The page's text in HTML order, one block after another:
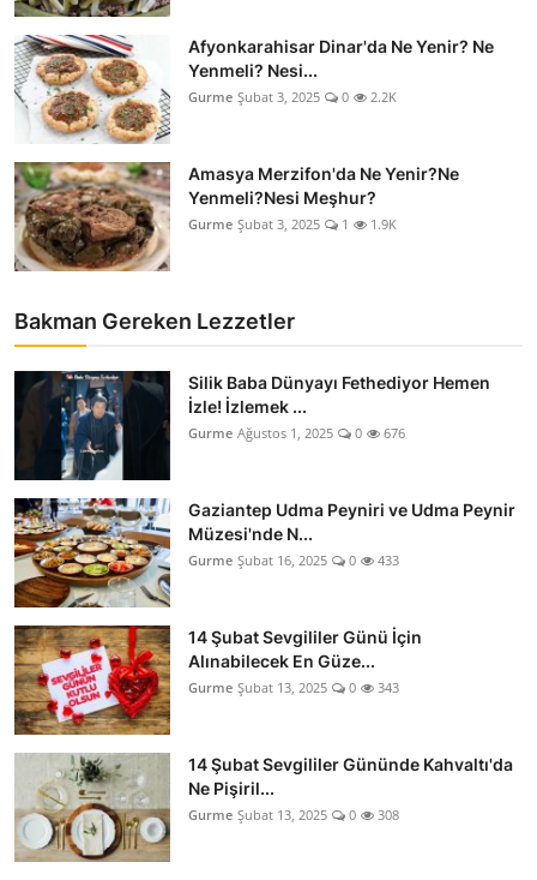
Gıda Sözlüğü & Nedir?
Yemek Tarifleri & Menüler
Afyonkarahisar Dinar'da Ne Yenir? Ne
Yenmeli? Nesi...
Gurme Şubat 3, 2025 0 2.2K
Amasya Merzifon'da Ne Yenir?Ne
Yenmeli?Nesi Meşhur?
Gurme Şubat 3, 2025 1 1.9K
Bakman Gereken Lezzetler
Silik Baba Dünyayı Fethediyor Hemen
İzle! İzlemek ...
Gurme Ağustos 1, 2025 0 676
Gaziantep Udma Peyniri ve Udma Peynir
Müzesi'nde N...
Gurme Şubat 16, 2025 0 433
14 Şubat Sevgililer Günü İçin
Alınabilecek En Güze...
Gurme Şubat 13, 2025 0 343
14 Şubat Sevgililer Gününde Kahvaltı'da
Ne Pişiril...
Gurme Şubat 13, 2025 0 308